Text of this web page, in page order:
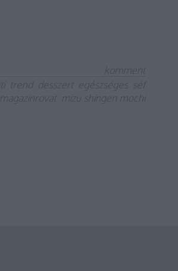
komment
trend desszert egészséges
séf
magazinrovat mizu shingen mochi